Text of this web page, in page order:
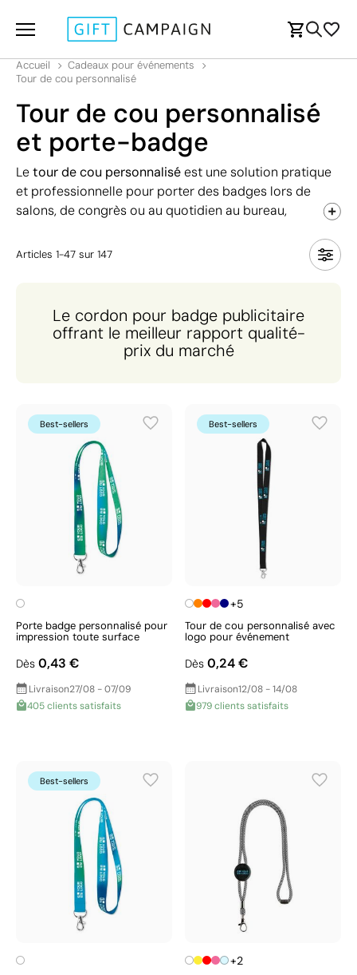
Accueil
Cadeaux pour événements
Tour de cou personnalisé
Tour de cou personnalisé
et porte-badge
Letour de cou personnaliséest une solution pratique
et professionnelle pour porter des badges lors de
salons, de congrès ou au quotidien au bureau,
leur conception avec mousqueton, ils garantissent un
support ergonomique pour les badges, tout en servant
lorsqu'ils sont associés à des
t-shirts pour entreprise
stylos promotionnels dans un sac en tissu
personnalisé
. Investissez dans un accessoire alliant
fonctionnalité, visibilité et style d'entreprise, et
Articles 1-47 sur 147
Le cordon pour badge publicitaire
offrant le meilleur rapport qualité-
prix du marché
Best-sellers
Porte badge personnalisé pour
impression toute surface
Dès 0,43 €
Livraison27/08 - 07/09
405 clients satisfaits
Best-sellers
+5
Tour de cou personnalisé avec
logo pour événement
Dès 0,24 €
Livraison12/08 - 14/08
979 clients satisfaits
Best-sellers
+2